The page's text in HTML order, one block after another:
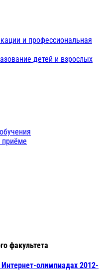
и профессиональная
детей и взрослых
факультета
олимпиадах 2012-